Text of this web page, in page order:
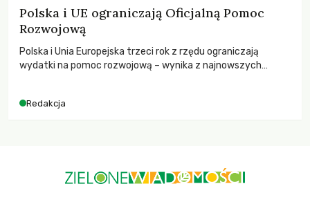
Polska i UE ograniczają Oficjalną Pomoc
Rozwojową
Polska i Unia Europejska trzeci rok z rzędu ograniczają
wydatki na pomoc rozwojową – wynika z najnowszych
odnotowano największe tąpnięcie ODA w historii. Jakie będą
Redakcja